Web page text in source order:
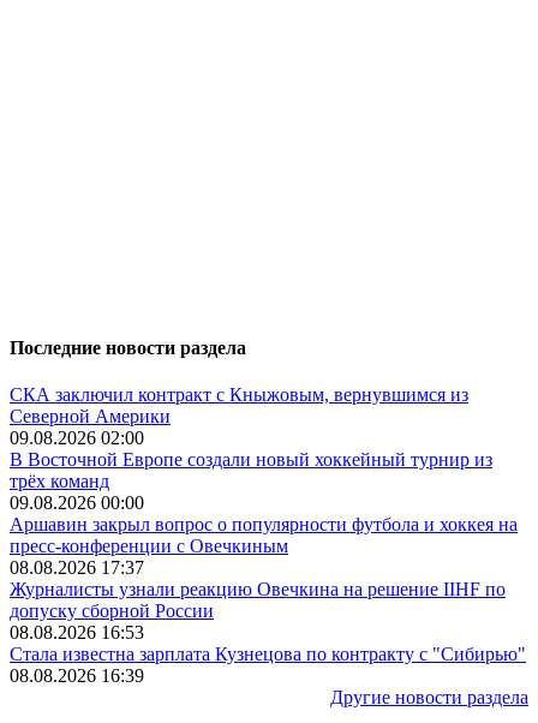
Последние новости раздела
СКА заключил контракт с Кныжовым, вернувшимся из
Северной Америки
09.08.2026 02:00
В Восточной Европе создали новый хоккейный турнир из
трёх команд
09.08.2026 00:00
Аршавин закрыл вопрос о популярности футбола и хоккея на
пресс-конференции с Овечкиным
08.08.2026 17:37
Журналисты узнали реакцию Овечкина на решение IIHF по
допуску сборной России
08.08.2026 16:53
Стала известна зарплата Кузнецова по контракту с "Сибирью"
08.08.2026 16:39
Другие новости раздела